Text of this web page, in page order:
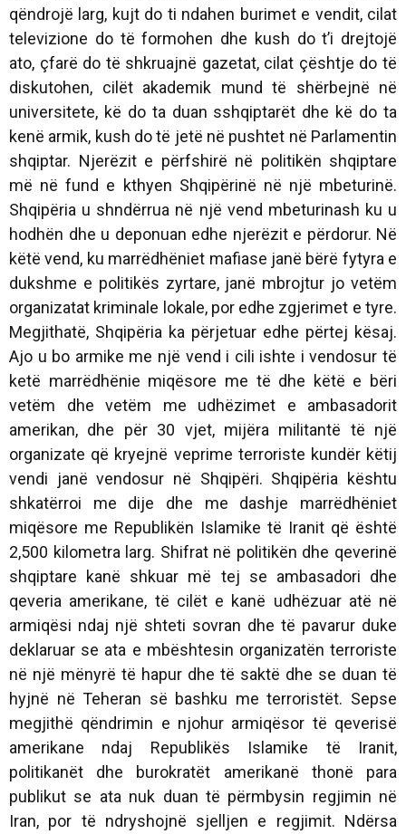
qëndrojë larg, kujt do ti ndahen burimet e vendit, cilat
televizione do të formohen dhe kush do t’i drejtojë
ato, çfarë do të shkruajnë gazetat, cilat çështje do të
diskutohen, cilët akademik mund të shërbejnë në
universitete, kë do ta duan sshqiptarët dhe kë do ta
kenë armik, kush do të jetë në pushtet në Parlamentin
shqiptar. Njerëzit e përfshirë në politikën shqiptare
më në fund e kthyen Shqipërinë në një mbeturinë.
Shqipëria u shndërrua në një vend mbeturinash ku u
hodhën dhe u deponuan edhe njerëzit e përdorur. Në
këtë vend, ku marrëdhëniet mafiase janë bërë fytyra e
dukshme e politikës zyrtare, janë mbrojtur jo vetëm
organizatat kriminale lokale, por edhe zgjerimet e tyre.
Megjithatë, Shqipëria ka përjetuar edhe përtej kësaj.
Ajo u bo armike me një vend i cili ishte i vendosur të
ketë marrëdhënie miqësore me të dhe këtë e bëri
vetëm dhe vetëm me udhëzimet e ambasadorit
amerikan, dhe për 30 vjet, mijëra militantë të një
organizate që kryejnë veprime terroriste kundër këtij
vendi janë vendosur në Shqipëri. Shqipëria kështu
shkatërroi me dije dhe me dashje marrëdhëniet
miqësore me Republikën Islamike të Iranit që është
2,500 kilometra larg. Shifrat në politikën dhe qeverinë
shqiptare kanë shkuar më tej se ambasadori dhe
qeveria amerikane, të cilët e kanë udhëzuar atë në
armiqësi ndaj një shteti sovran dhe të pavarur duke
deklaruar se ata e mbështesin organizatën terroriste
në një mënyrë të hapur dhe të saktë dhe se duan të
hyjnë në Teheran së bashku me terroristët. Sepse
megjithë qëndrimin e njohur armiqësor të qeverisë
amerikane ndaj Republikës Islamike të Iranit,
politikanët dhe burokratët amerikanë thonë para
publikut se ata nuk duan të përmbysin regjimin në
Iran, por të ndryshojnë sjelljen e regjimit. Ndërsa